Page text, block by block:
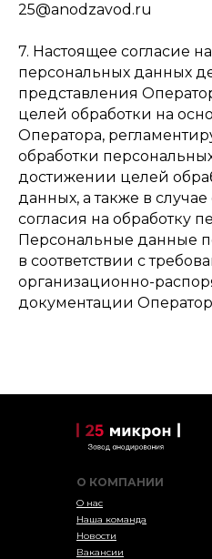
25@anodzavod.ru
7. Настоящее согласие
персональных данных
представления
целей обработки на
Оператора,
обработки
достижении целей
данных, а также в
согласия на обработку
Персональные данные
в соответствии с
организационно-
документации
О КОМПАНИИ
О нас
Наша команда
Новости
Вакансии